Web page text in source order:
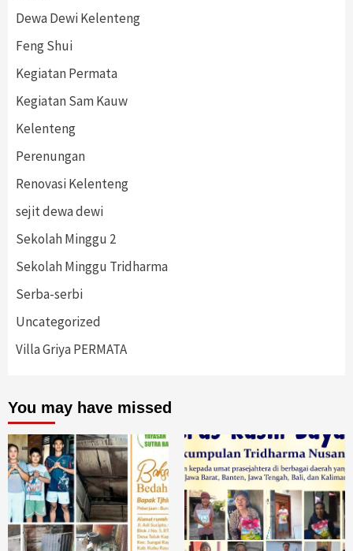
Dewa Dewi Kelenteng
Feng Shui
Kegiatan Permata
Kegiatan Sam Kauw
Kelenteng
Perenungan
Renovasi Kelenteng
sejit dewa dewi
Sekolah Minggu 2
Sekolah Minggu Tridharma
Serba-serbi
Uncategorized
Villa Griya PERMATA
You may have missed